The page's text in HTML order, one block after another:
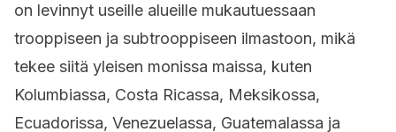
on levinnyt useille alueille mukautuessaan
trooppiseen ja subtrooppiseen ilmastoon, mikä
tekee siitä yleisen monissa maissa, kuten
Kolumbiassa, Costa Ricassa, Meksikossa,
Ecuadorissa, Venezuelassa, Guatemalassa ja